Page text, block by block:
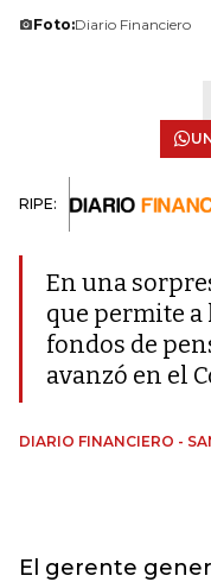
Foto:Diario Financiero
RIPE:
En una
que permite a
fondos de
avanzó en el
DIARIO FINANCIERO -
El gerente